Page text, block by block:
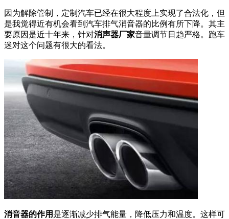
因为解除管制，定制汽车已经在很大程度上实现了合法化，但
是我觉得近有机会看到汽车排气消音器的比例有所下降。其主
要原因是近十年来，针对消声器厂家音量调节日趋严格。跑车
迷对这个问题有很大的看法。
消音器的作用 是逐渐减少排气能量，降低压力和温度。这样可